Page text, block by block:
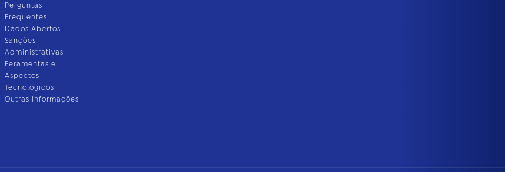
Perguntas
Frequentes
Dados Abertos
Sanções
Administrativas
Feramentas e
Aspectos
Tecnológicos
Outras Informações